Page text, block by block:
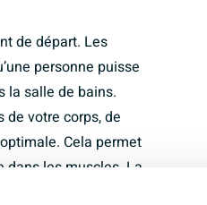
de départ. Les
personne puisse
la salle de bains.
de votre corps, de
Cela permet
dans les muscles. La
ce qui augmente